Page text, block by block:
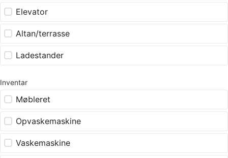
Elevator
Altan/terrasse
Ladestander
Inventar
Møbleret
Opvaskemaskine
Vaskemaskine